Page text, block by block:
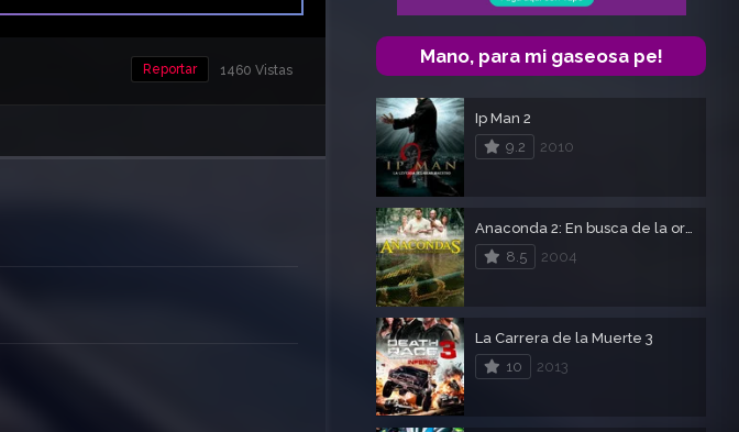
1460 Vistas
Reportar
Mano, para mi gaseosa pe!
Ip Man 2
9.2
2010
8.5
2004
La Carrera de la Muerte 3
10
2013